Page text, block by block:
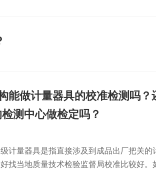
能做计量器具的校准检测吗？
测中心做检定吗？
计量器具是指直接涉及到成品出厂把关的
找当地质量技术检验监督局校准比较好。